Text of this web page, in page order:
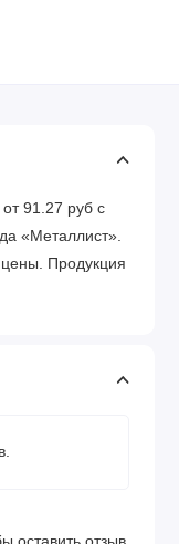
91.27 руб с
«Металлист».
Продукция
оставить отзыв